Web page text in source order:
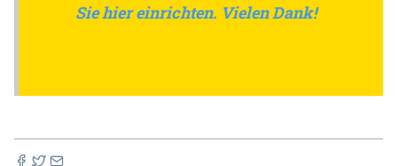
Sie hier einrichten. Vielen Dank!